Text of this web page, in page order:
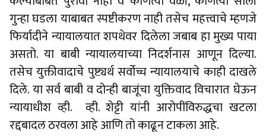
गुन्हा घडला याबाबत स्पष्टीकरण नाही तसेच महत्त्वाचे म्हणजे
फिर्यादीने न्यायालयात शपथेवर दिलेला जबाब हा मुख्य पाया
असतो. या बाबी न्यायालयाच्या निदर्शनास आणून दिल्या.
तसेच युक्तीवादाचे पुष्ट्यर्थ सर्वोच्च न्यायालयाचे काही दाखले
दिले. या सर्व बाबी व दोन्ही बाजूंचा युक्तिवाद विचारात घेऊन
न्यायाधीश व्ही. व्ही. शेट्टी यांनी आरोपींविरुद्धचा खटला
रद्दबादल ठरवला आहे आणि तो काढून टाकला आहे.